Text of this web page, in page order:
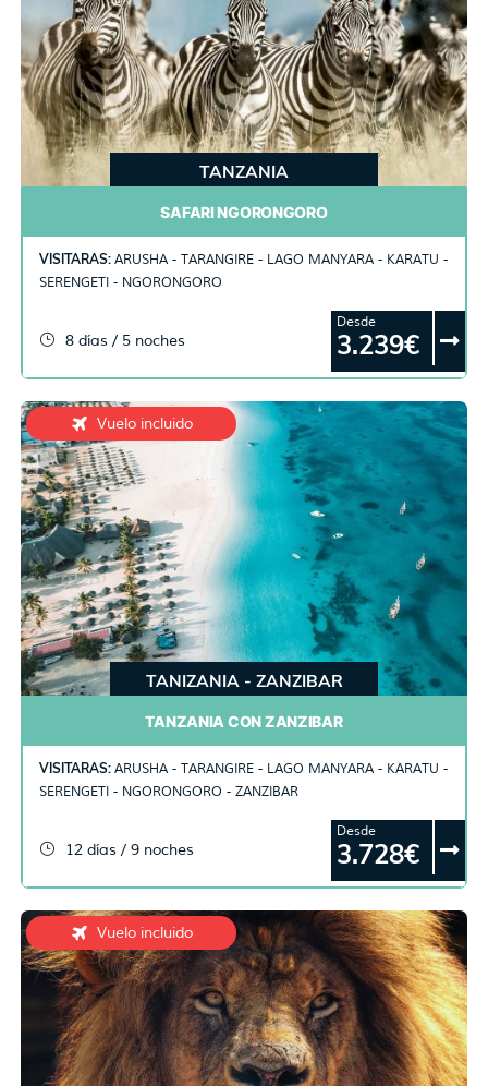
TANZANIA
SAFARI NGORONGORO
VISITARAS: ARUSHA - TARANGIRE - LAGO MANYARA - KARATU -
SERENGETI - NGORONGORO
8 días / 5 noches
Desde
3.239€
Vuelo incluido
TANIZANIA - ZANZIBAR
TANZANIA CON ZANZIBAR
VISITARAS: ARUSHA - TARANGIRE - LAGO MANYARA - KARATU -
SERENGETI - NGORONGORO - ZANZIBAR
12 días / 9 noches
Desde
3.728€
Vuelo incluido